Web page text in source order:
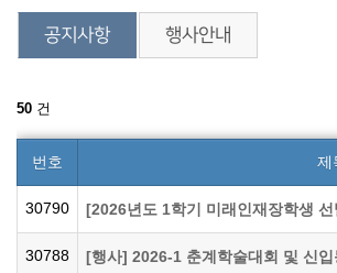
공지사항 행사안내
50 건
번호 제
30790 [2026년도 1학기 미래인재장학생
30788 [행사] 2026-1 춘계학술대회 및 신입